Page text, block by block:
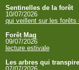
Sentinelles de la forêt
10/07/2026
qui veillent sur les forêts
Forêt Mag
09/07/2026
lecture estivale
Les arbres qui